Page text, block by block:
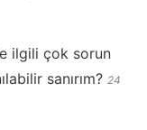
ilgili çok sorun
sanırım? 24